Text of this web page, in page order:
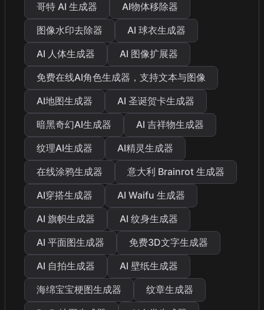
哥特 AI 生成器
AI物体移除器
图像水印去除器
AI 球衣生成器
AI 人体生成器
AI 图像扩展器
免费在线AI角色生成器，支持文本与图像
AI地图生成器
AI 圣诞贺卡生成器
暗黑奇幻AI生成器
AI 吉祥物生成器
纹理AI生成器
AI精灵生成器
在线涂鸦生成器
意大利 Brainrot 生成器
AI穿搭生成器
AI Waifu 生成器
AI 旗帜生成器
AI 纹身生成器
AI 平面图生成器
免费3D文字生成器
AI 自拍生成器
AI 壁纸生成器
海绵宝宝梗图生成器
纹章生成器